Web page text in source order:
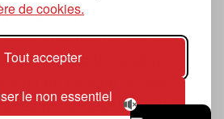
de cookies.
Tout accepter
le non essentiel
à la thématique du
des nouvelles tendances
viennent de la musique
ou du hip hop, et des
de société liés à la